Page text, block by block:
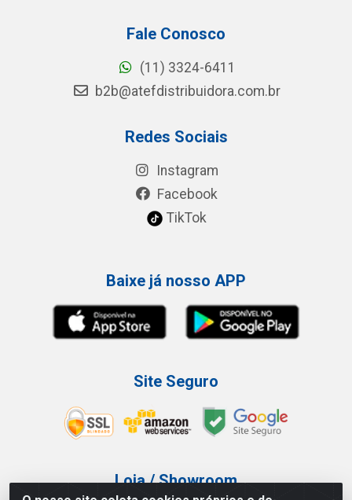
Fale Conosco
(11) 3324-6411
b2b@atefdistribuidora.com.br
Redes Sociais
Instagram
Facebook
TikTok
Baixe já nosso APP
Site Seguro
Loja / Showroom